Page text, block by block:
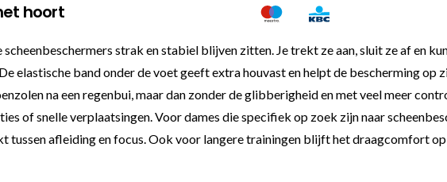
hoort
strak en stabiel blijven zitten. Je trekt ze aan, sluit ze af en
elastische band onder de voet geeft extra houvast en helpt de bescherming op
na een regenbui, maar dan zonder de glibberigheid en met veel meer
of snelle verplaatsingen. Voor dames die specifiek op zoek zijn naar
afleiding en focus. Ook voor langere trainingen blijft het draagcomfort op